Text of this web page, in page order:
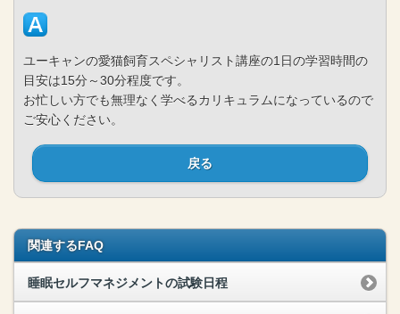
ユーキャンの愛猫飼育スペシャリスト講座の1日の学習時間の
目安は15分～30分程度です。
お忙しい方でも無理なく学べるカリキュラムになっているので
ご安心ください。
戻る
関連するFAQ
睡眠セルフマネジメントの試験日程